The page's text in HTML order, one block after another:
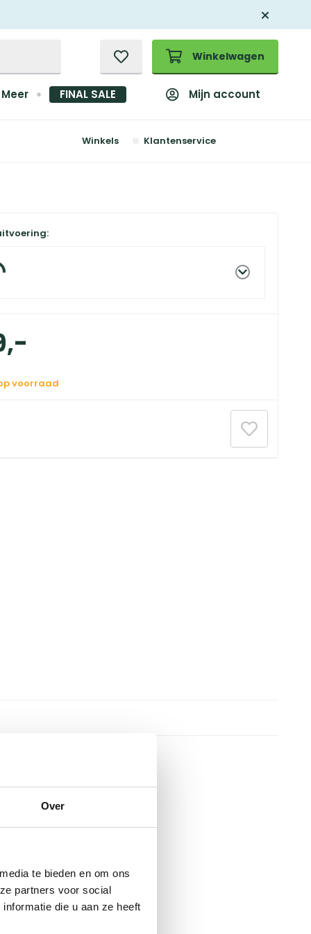
Over
te bieden en om ons
partners voor social
die u aan ze heeft
Winkelwagen
Meer FINAL SALE Mijn account
Winkels Klantenservice
,-
voorraad